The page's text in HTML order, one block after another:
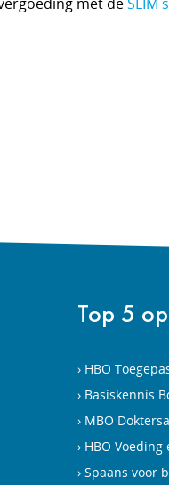
Top 5
HBO
Basiskennis
MBO
HBO
Spaans voor